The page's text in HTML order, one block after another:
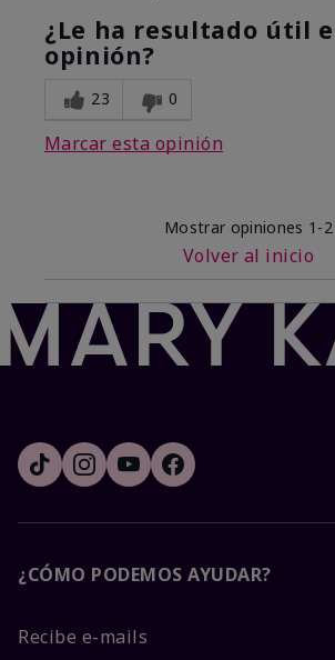
¿Le ha resultado útil
opinión?
23 0
Marcar esta opinión
Mostrar opiniones 1-2
Volver al inicio
¿CÓMO PODEMOS AYUDAR?
Recibe e-mails